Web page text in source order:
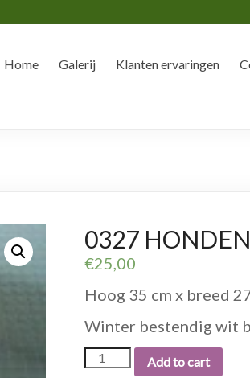
Home Galerij Klanten ervaringen
0327
€25,00
Hoog 35 cm x breed
Winter bestendig wit
0327
HONDEN
Add to cart